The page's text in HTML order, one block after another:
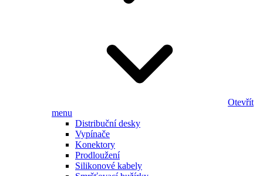
Otevřít
menu
Distribuční desky
Vypínače
Konektory
Prodloužení
Silikonové kabely